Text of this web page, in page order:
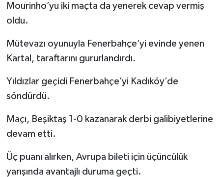
Mourinho’yu iki maçta da yenerek cevap vermiş
oldu.
Mütevazı oyunuyla Fenerbahçe’yi evinde yenen
Kartal, taraftarını gururlandırdı.
Yıldızlar geçidi Fenerbahçe’yi Kadıköy’de
söndürdü.
Maçı, Beşiktaş 1-0 kazanarak derbi galibiyetlerine
devam etti.
Üç puanı alırken, Avrupa bileti için üçüncülük
yarışında avantajlı duruma geçti.